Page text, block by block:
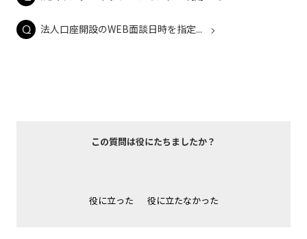
法人口座開設のWEB面談日時を指定...
この質問は役にたちましたか？
役に立った 役に立たなかった